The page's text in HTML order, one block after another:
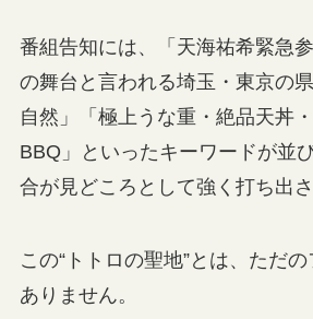
番組告知には、「天海祐希緊急
の舞台と言われる埼玉・東京の
自然」「極上うな重・絶品天丼
BBQ」といったキーワードが並
合が見どころとして強く打ち出さ
この“トトロの聖地”とは、ただ
ありません。